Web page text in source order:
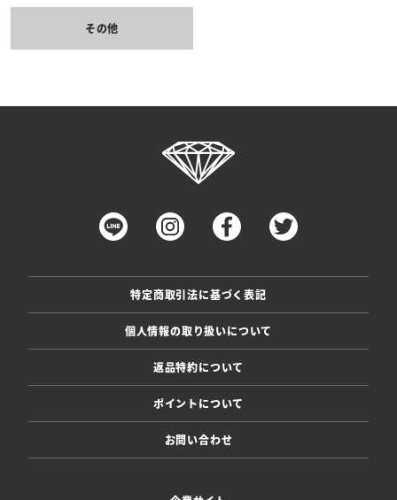
その他
特定商取引法に基づく表記
個人情報の取り扱いについて
返品特約について
ポイントについて
お問い合わせ